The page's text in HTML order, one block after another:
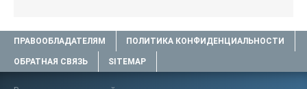
ПРАВООБЛАДАТЕЛЯМ ПОЛИТИКА КОНФИДЕНЦИАЛЬНОСТИ
ОБРАТНАЯ СВЯЗЬ SITEMAP